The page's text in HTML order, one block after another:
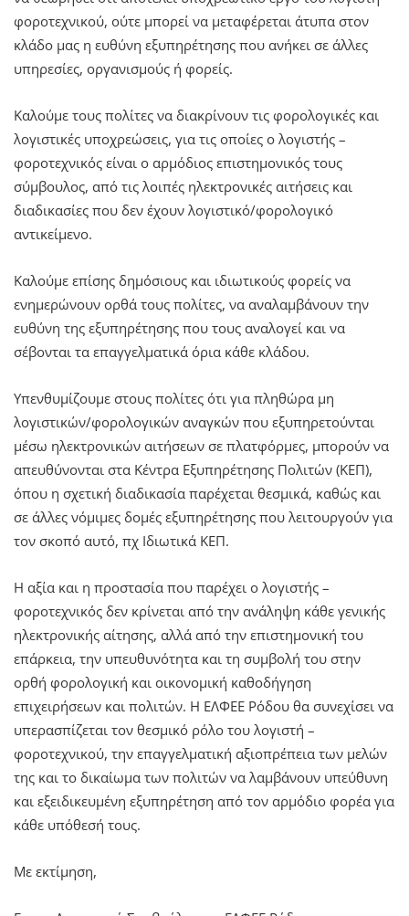
φοροτεχνικού, ούτε μπορεί να μεταφέρεται άτυπα στον
κλάδο μας η ευθύνη εξυπηρέτησης που ανήκει σε άλλες
υπηρεσίες, οργανισμούς ή φορείς.
Καλούμε τους πολίτες να διακρίνουν τις φορολογικές και
λογιστικές υποχρεώσεις, για τις οποίες ο λογιστής –
φοροτεχνικός είναι ο αρμόδιος επιστημονικός τους
σύμβουλος, από τις λοιπές ηλεκτρονικές αιτήσεις και
διαδικασίες που δεν έχουν λογιστικό/φορολογικό
αντικείμενο.
Καλούμε επίσης δημόσιους και ιδιωτικούς φορείς να
ενημερώνουν ορθά τους πολίτες, να αναλαμβάνουν την
ευθύνη της εξυπηρέτησης που τους αναλογεί και να
σέβονται τα επαγγελματικά όρια κάθε κλάδου.
Υπενθυμίζουμε στους πολίτες ότι για πληθώρα μη
λογιστικών/φορολογικών αναγκών που εξυπηρετούνται
μέσω ηλεκτρονικών αιτήσεων σε πλατφόρμες, μπορούν να
απευθύνονται στα Κέντρα Εξυπηρέτησης Πολιτών (ΚΕΠ),
όπου η σχετική διαδικασία παρέχεται θεσμικά, καθώς και
σε άλλες νόμιμες δομές εξυπηρέτησης που λειτουργούν για
τον σκοπό αυτό, πχ Ιδιωτικά ΚΕΠ.
Η αξία και η προστασία που παρέχει ο λογιστής –
φοροτεχνικός δεν κρίνεται από την ανάληψη κάθε γενικής
ηλεκτρονικής αίτησης, αλλά από την επιστημονική του
επάρκεια, την υπευθυνότητα και τη συμβολή του στην
ορθή φορολογική και οικονομική καθοδήγηση
επιχειρήσεων και πολιτών. Η ΕΛΦΕΕ Ρόδου θα συνεχίσει να
υπερασπίζεται τον θεσμικό ρόλο του λογιστή –
φοροτεχνικού, την επαγγελματική αξιοπρέπεια των μελών
της και το δικαίωμα των πολιτών να λαμβάνουν υπεύθυνη
και εξειδικευμένη εξυπηρέτηση από τον αρμόδιο φορέα για
κάθε υπόθεσή τους.
Με εκτίμηση,